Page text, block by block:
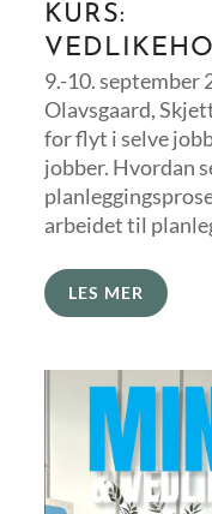
KURS:
9.-10. september
Olavsgaard,
for flyt i selve
jobber. Hvordan
arbeidet til
LES MER